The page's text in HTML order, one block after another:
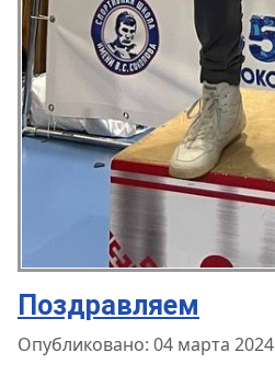
Поздравляем
Информация о материале
Опубликовано: 04 марта 2024